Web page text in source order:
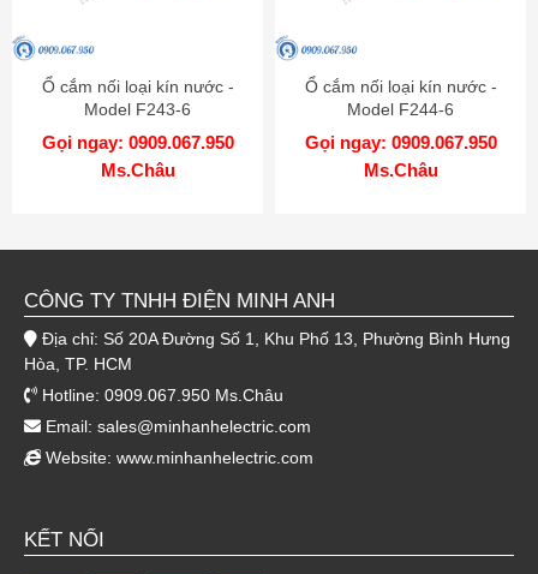
Ổ cắm nối loại kín nước -
Model F243-6
Gọi ngay: 0909.067.950
Ms.Châu
Ổ cắm nối loại kín nước -
Model F244-6
Gọi ngay: 0909.067.950
Ms.Châu
CÔNG TY TNHH ĐIỆN MINH ANH
Địa chỉ: Số 20A Đường Số 1, Khu Phố 13, Phường Bình Hưng
Hòa, TP. HCM
Hotline: 0909.067.950 Ms.Châu
Email: sales@minhanhelectric.com
Website: www.minhanhelectric.com
KẾT NỐI